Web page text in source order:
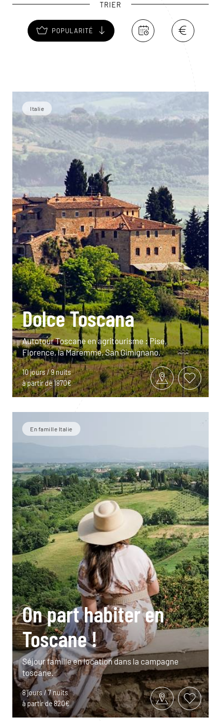
TRIER
POPULARITÉ
Italie
Dolce Toscana
Autotour Toscane en agritourisme : Pise,
Florence, la Maremme, San Gimignano.
10 jours / 9 nuits
à partir de 1870€
En famille Italie
On part habiter en
Toscane !
Séjour famille en location dans la campagne
toscane.
8 jours / 7 nuits
à partir de 820€